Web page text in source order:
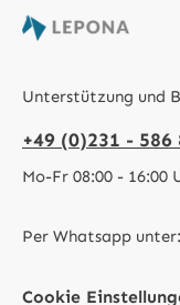
Unterstützung und
+49 (0)231 - 586
Mo-Fr 08:00 - 16:00
Per Whatsapp unter:
Cookie